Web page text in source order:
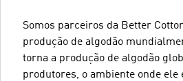
Somos parceiros da Better
produção de algodão
torna a produção de algodão
produtores, o ambiente onde ele